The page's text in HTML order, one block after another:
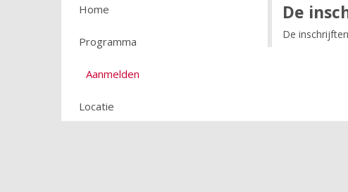
Home
Programma
Aanmelden
Locatie
De
De